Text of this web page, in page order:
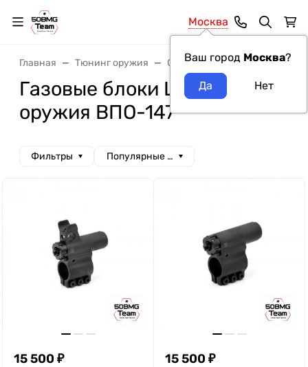
Москва
Ваш город Москва?
Главная Тюнинг оружия Системы газоотвода
Газовые блоки LAC модель
оружия ВПО-147
Фильтры Популярные сначала
15 500 ₽ 15 500 ₽